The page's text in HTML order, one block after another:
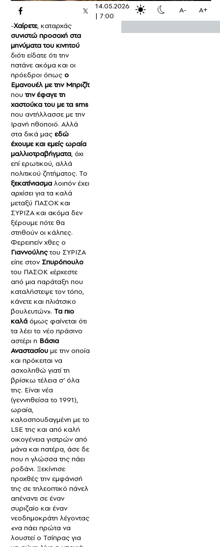
14.05.2026
| 7:00
A-
A+
-Χαίρετε, καταρχάς
συνιστώ προσοχή στα
μηνύματα του κινητού
διότι είδατε ότι την
πατάνε ακόμα και οι
πρόεδροι όπως ο
Εμανουέλ με την Μπριζίτ
πουτην έφαγε τη
χαστούκα του με τα sms
που αντήλλασσε με την
Ιρανή ηθοποιό. Αλλά
στα δικά μας εδώ
έχουμε και εμείς ωραία
μαλλιοτραβήγματα, όχι
επί ερωτικού, αλλά
πολιτικού ζητήματος. Το
ξεκατίνιασμα λοιπόν έχει
αρχίσει για τα καλά
μεταξύ ΠΑΣΟΚ και
ΣΥΡΙΖΑ και ακόμα δεν
ξέρουμε πότε θα
στηθούν οι κάλπες.
Φερειπείν χθες ο
Γιαννούληςτου ΣΥΡΙΖΑ
είπε στον Σπυρόπουλο
του ΠΑΣΟΚ «έρχεστε
από μια παράταξη που
καταλήστεψε τον τόπο,
κάνετε και πλιάτσικο
βουλευτών». Τα πιο
καλά όμως φαίνεται ότι
τα λέει το νέο πράσινο
αστέρι η Βάσια
Αναστασίου με την οποία
και πρόκειται να
ασχοληθώ γιατί τη
βρίσκω τέλεια σ’ όλα
της. Είναι νέα
(γεννηθείσα το 1991),
ωραία,
καλοσπουδαγμένη με το
LSE της και από καλή
οικογένεια γιατρών από
μάνα και πατέρα, άσε δε
που η γλώσσα της πάει
ροδάνι. Ξεκίνησε
προχθές την εμφάνισή
της σε τηλεοπτικό πάνελ
απέναντι σε έναν
συριζαίο και έναν
νεοδημοκράτη λέγοντας
«να πάει πρώτα να
λουστεί ο Τσίπρας για